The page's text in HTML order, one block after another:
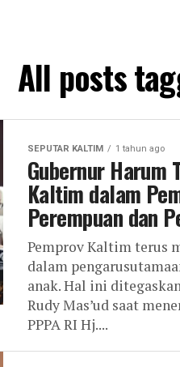
All posts
SEPUTAR KALTIM 1 tahun ago
Gubernur Harum
Kaltim dalam
Perempuan dan
Pemprov Kaltim terus
dalam
anak. Hal ini
Rudy Mas’ud saat
PPPA RI Hj....